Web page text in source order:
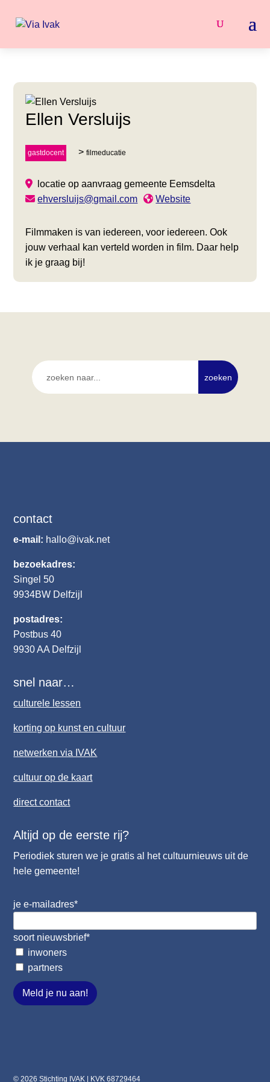
Ellen Versluijs
gastdocent filmeducatie
locatie op aanvraag gemeente Eemsdelta
ehversluijs@gmail.com
Website
Filmmaken is van iedereen, voor iedereen. Ook
jouw verhaal kan verteld worden in film. Daar help
ik je graag bij!
contact
e-mail: hallo@ivak.net
bezoekadres:
Singel 50
9934BW Delfzijl
postadres:
Postbus 40
9930 AA Delfzijl
snel naar…
culturele lessen
korting op kunst en cultuur
netwerken via IVAK
cultuur op de kaart
direct contact
Altijd op de eerste rij?
Periodiek sturen we je gratis al het cultuurnieuws uit de
hele gemeente!
je e-mailadres*
soort nieuwsbrief*
inwoners
partners
Meld je nu aan!
© 2026 Stichting IVAK | KVK 68729464